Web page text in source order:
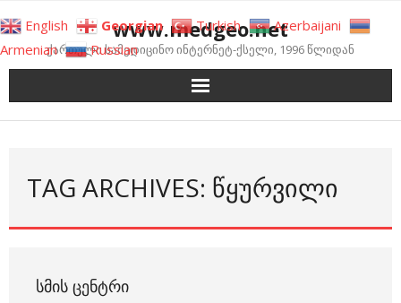
to
content
www.medgeo.net
ქართული სამედიცინო ინტერნეტ-ქსელი, 1996 წლიდან
TAG ARCHIVES: ᲬᲧᲣᲠᲕᲘᲚᲘ
ᲡᲛᲘᲡ ᲪᲔᲜᲢᲠᲘ
English Georgian Turkish
Azerbaijani
Armenian
Russian